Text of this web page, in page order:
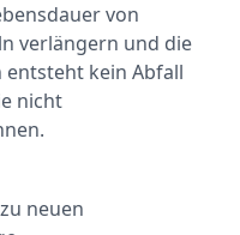
von
verlängern und die
entsteht kein Abfall
nicht
neuen